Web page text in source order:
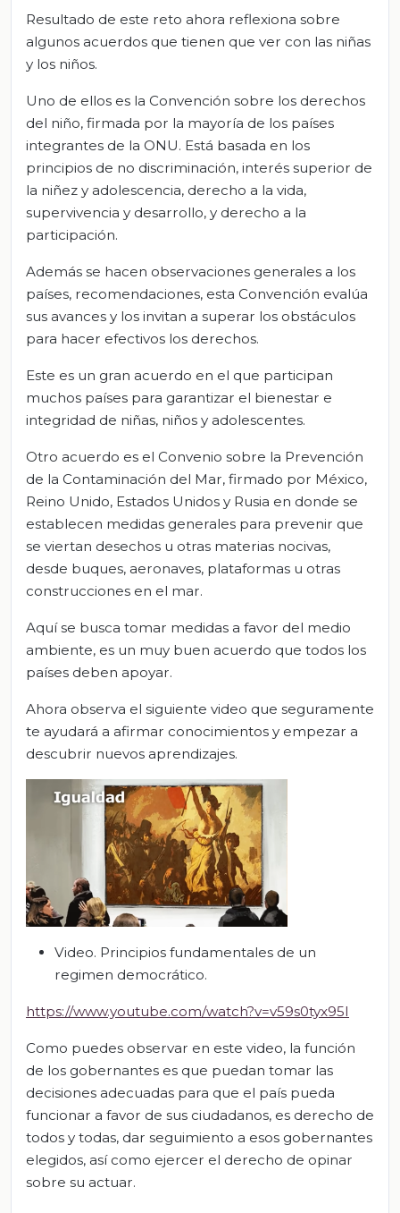
Resultado de este reto ahora reflexiona sobre
algunos acuerdos que tienen que ver con las niñas
y los niños.
Uno de ellos es la Convención sobre los derechos
del niño, firmada por la mayoría de los países
integrantes de la ONU. Está basada en los
principios de no discriminación, interés superior de
la niñez y adolescencia, derecho a la vida,
supervivencia y desarrollo, y derecho a la
participación.
Además se hacen observaciones generales a los
países, recomendaciones, esta Convención evalúa
sus avances y los invitan a superar los obstáculos
para hacer efectivos los derechos.
Este es un gran acuerdo en el que participan
muchos países para garantizar el bienestar e
integridad de niñas, niños y adolescentes.
Otro acuerdo es el Convenio sobre la Prevención
de la Contaminación del Mar, firmado por México,
Reino Unido, Estados Unidos y Rusia en donde se
establecen medidas generales para prevenir que
se viertan desechos u otras materias nocivas,
desde buques, aeronaves, plataformas u otras
construcciones en el mar.
Aquí se busca tomar medidas a favor del medio
ambiente, es un muy buen acuerdo que todos los
países deben apoyar.
Ahora observa el siguiente video que seguramente
te ayudará a afirmar conocimientos y empezar a
descubrir nuevos aprendizajes.
Video. Principios fundamentales de un
regimen democrático.
https://www.youtube.com/watch?v=v59s0tyx95I
Como puedes observar en este video, la función
de los gobernantes es que puedan tomar las
decisiones adecuadas para que el país pueda
funcionar a favor de sus ciudadanos, es derecho de
todos y todas, dar seguimiento a esos gobernantes
elegidos, así como ejercer el derecho de opinar
sobre su actuar.